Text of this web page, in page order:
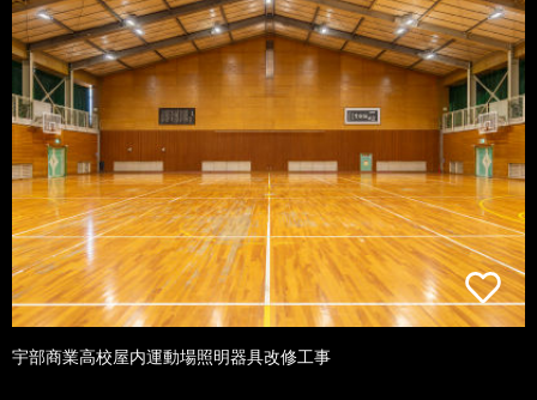
宇部商業高校屋内運動場照明器具改修工事